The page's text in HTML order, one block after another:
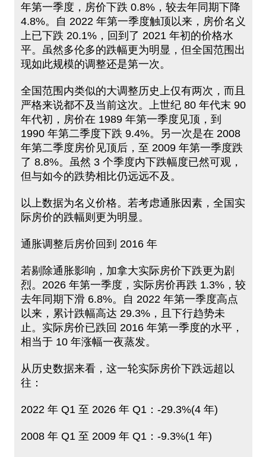
年第一季度，房价下跌 0.8%，较去年同期下降
4.8%。自 2022 年第一季度触顶以来，房价名义
上已下跌 20.1%，回到了 2021 年初的价格水
平。虽然多伦多的跌幅更为明显，但全国范围出
现如此规模的调整还是第一次。
全国范围内类似的大调整历史上仅有两次，而且
严格来说都不及当前这次。上世纪 80 年代末 90
年代初，房价在 1989 年第一季度见顶，到
1990 年第二季度下跌 9.4%。另一次是在 2008
年第二季度房价见顶后，至 2009 年第一季度跌
了 8.8%。虽然 3 个季度内下跌幅度已然可观，
但与如今的跌势相比仍远远不及。
以上数据为名义价格。若考虑通胀因素，全国实
际房价的跌幅则更为明显。
通胀调整后房价回到 2016 年
若剔除通胀影响，加拿大实际房价下跌更为剧
烈。2026 年第一季度，实际房价再跌 1.3%，较
去年同期下滑 6.8%。自 2022 年第一季度高点
以来，累计跌幅高达 29.3%，且下行趋势未
止。实际房价已跌回 2016 年第一季度的水平，
相当于 10 年涨幅一夜蒸发。
从历史数据来看，这一轮实际房价下跌远超以
往：
2022 年 Q1 至 2026 年 Q1：-29.3%(4 年)
2008 年 Q1 至 2009 年 Q1：-9.3%(1 年)